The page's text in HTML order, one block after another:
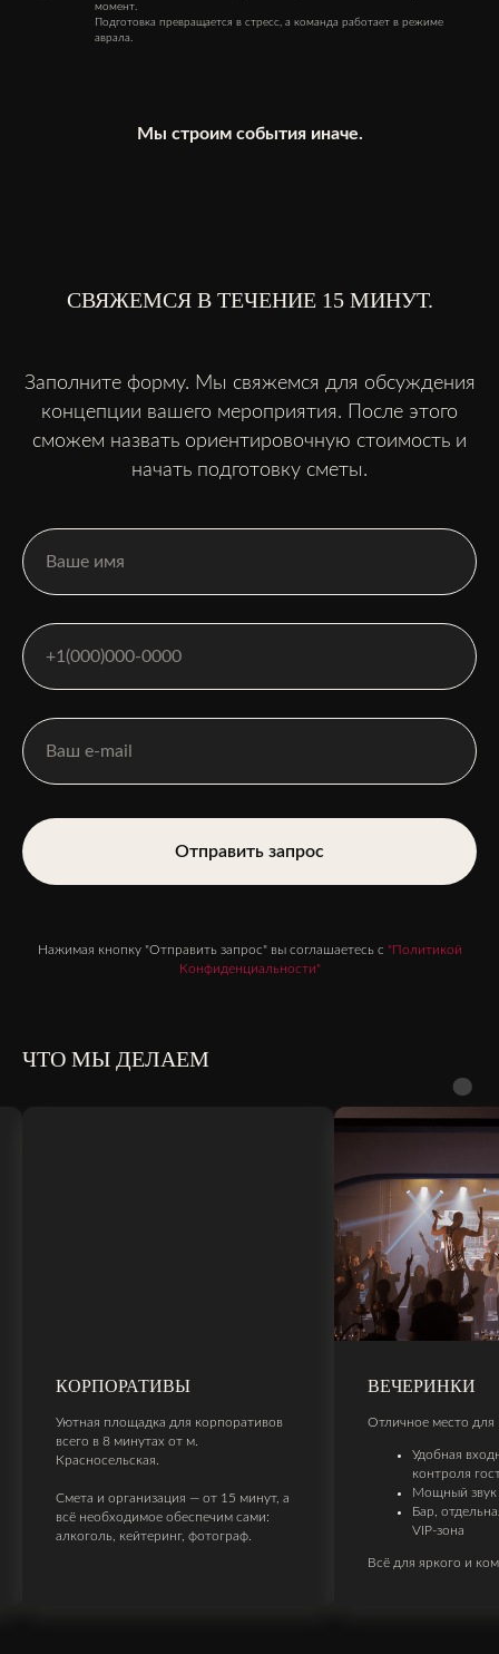
момент.
Подготовка превращается в стресс, а команда работает в режиме
аврала.
Мы строим события иначе.
СВЯЖЕМСЯ В ТЕЧЕНИЕ 15 МИНУТ.
Заполните форму. Мы свяжемся для обсуждения
концепции вашего мероприятия. После этого
сможем назвать ориентировочную стоимость и
начать подготовку сметы.
Отправить запрос
Нажимая кнопку "Отправить запрос" вы соглашаетесь с "Политикой
Конфиденциальности"
ЧТО МЫ ДЕЛАЕМ
ВЕЧЕРИНКИ
Отличное место для вечеринок:
Мощный звук 10 кВт
Бар, отдельная кухня и уютная
VIP-зона
СВАДЬБЫ
Проведите
шумную, с
и кейтерингом.
отдельной
фотогеничным
подстроится под